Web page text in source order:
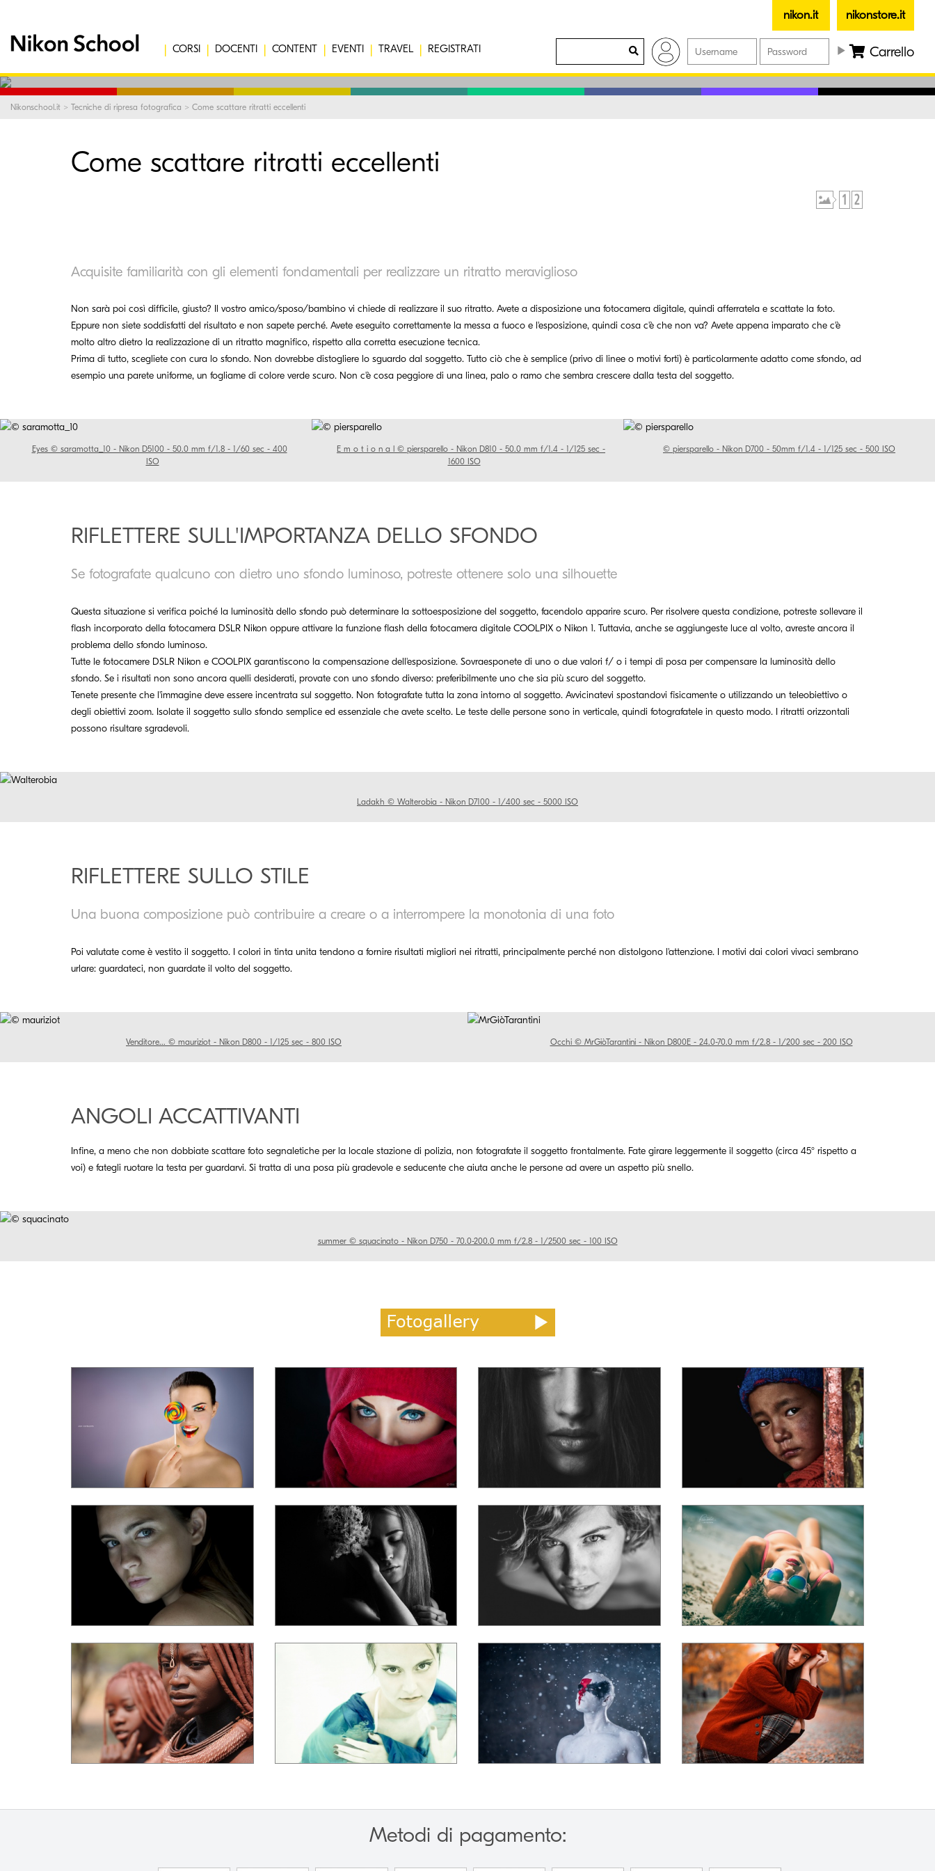
CORSI DOCENTI CONTENT EVENTI TRAVEL REGISTRATI
nikon.it nikonstore.it
Carrello
Nikonschool.it > Tecniche di ripresa fotografica > Come scattare ritratti eccellenti
Come scattare ritratti eccellenti
Acquisite familiarità con gli elementi fondamentali per realizzare un ritratto meraviglioso
Non sarà poi così difficile, giusto? Il vostro amico/sposo/bambino vi chiede di realizzare il suo ritratto. Avete a disposizione una fotocamera digitale, quindi afferratela e scattate la foto.
Eppure non siete soddisfatti del risultato e non sapete perché. Avete eseguito correttamente la messa a fuoco e l'esposizione, quindi cosa c'è che non va? Avete appena imparato che c'è
molto altro dietro la realizzazione di un ritratto magnifico, rispetto alla corretta esecuzione tecnica.
Prima di tutto, scegliete con cura lo sfondo. Non dovrebbe distogliere lo sguardo dal soggetto. Tutto ciò che è semplice (privo di linee o motivi forti) è particolarmente adatto come sfondo, ad
esempio una parete uniforme, un fogliame di colore verde scuro. Non c'è cosa peggiore di una linea, palo o ramo che sembra crescere dalla testa del soggetto.
Eyes © saramotta_10 - Nikon D5100 - 50.0 mm f/1.8 - 1/60 sec - 400
ISO
E m o t i o n a l © piersparello - Nikon D810 - 50.0 mm f/1.4 - 1/125 sec -
1600 ISO
© piersparello - Nikon D700 - 50mm f/1.4 - 1/125 sec - 500 ISO
RIFLETTERE SULL'IMPORTANZA DELLO SFONDO
Se fotografate qualcuno con dietro uno sfondo luminoso, potreste ottenere solo una silhouette
Questa situazione si verifica poiché la luminosità dello sfondo può determinare la sottoesposizione del soggetto, facendolo apparire scuro. Per risolvere questa condizione, potreste sollevare il
flash incorporato della fotocamera DSLR Nikon oppure attivare la funzione flash della fotocamera digitale COOLPIX o Nikon 1. Tuttavia, anche se aggiungeste luce al volto, avreste ancora il
problema dello sfondo luminoso.
Tutte le fotocamere DSLR Nikon e COOLPIX garantiscono la compensazione dell'esposizione. Sovraesponete di uno o due valori f/ o i tempi di posa per compensare la luminosità dello
sfondo. Se i risultati non sono ancora quelli desiderati, provate con uno sfondo diverso: preferibilmente uno che sia più scuro del soggetto.
Tenete presente che l'immagine deve essere incentrata sul soggetto. Non fotografate tutta la zona intorno al soggetto. Avvicinatevi spostandovi fisicamente o utilizzando un teleobiettivo o
degli obiettivi zoom. Isolate il soggetto sullo sfondo semplice ed essenziale che avete scelto. Le teste delle persone sono in verticale, quindi fotografatele in questo modo. I ritratti orizzontali
possono risultare sgradevoli.
Ladakh © Walterobia - Nikon D7100 - 1/400 sec - 5000 ISO
RIFLETTERE SULLO STILE
Una buona composizione può contribuire a creare o a interrompere la monotonia di una foto
Poi valutate come è vestito il soggetto. I colori in tinta unita tendono a fornire risultati migliori nei ritratti, principalmente perché non distolgono l'attenzione. I motivi dai colori vivaci sembrano
urlare: guardateci, non guardate il volto del soggetto.
Venditore... © mauriziot - Nikon D800 - 1/125 sec - 800 ISO Occhi © MrGiòTarantini - Nikon D800E - 24.0-70.0 mm f/2.8 - 1/200 sec - 200 ISO
ANGOLI ACCATTIVANTI
Infine, a meno che non dobbiate scattare foto segnaletiche per la locale stazione di polizia, non fotografate il soggetto frontalmente. Fate girare leggermente il soggetto (circa 45° rispetto a
voi) e fategli ruotare la testa per guardarvi. Si tratta di una posa più gradevole e seducente che aiuta anche le persone ad avere un aspetto più snello.
summer © squacinato - Nikon D750 - 70.0-200.0 mm f/2.8 - 1/2500 sec - 100 ISO
Metodi di pagamento: